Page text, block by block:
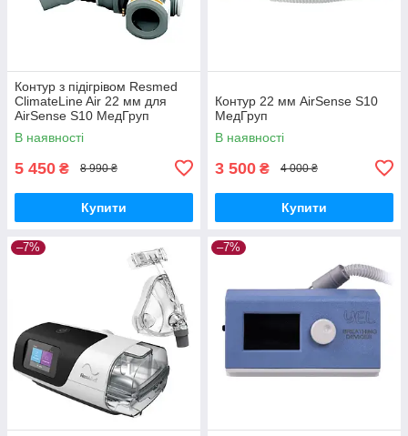
Контур з підігрівом Resmed
ClimateLine Air 22 мм для
AirSense S10 МедГруп
В наявності
5 450 ₴ 8 990 ₴
Купити
Контур 22 мм AirSense S10
МедГруп
В наявності
3 500 ₴ 4 000 ₴
Купити
–7% –7%